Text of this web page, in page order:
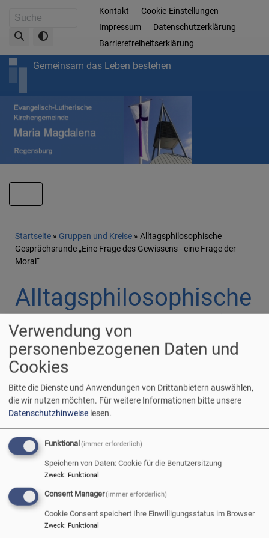
zum
Inhalt
Suche Fußbereichsmenü
Kontakt
Cookie-Einstellungen
Impressum
Datenschutzerklärung
Barrierefreiheitserklärung
Gemeinsam das Leben bestehen
Breadcrumb
Startseite Gruppen und Kreise
Alltagsphilosophische
Gesprächsrunde „Eine Frage des Gewissens - eine Frage der
Moral“
Alltagsphilosophische
Gesprächsrunde „Eine
Frage des Gewissens
- eine Frage der
Moral“
Gemeinsames Nachdenken über Fragen aus dem
alltäglichen Leben, um das eigene Handeln
„philosophisch“ aus Sicht von Ethik und Moral zu
verstehen. Wir treffen uns einmal im Monat und nutzen
Fragen aus der Kolumne „Gewissensfragen“ um über
moralisches Handeln in alltäglichen Situationen
nachzudenken. Wir sammeln unterschiedliche
Verwendung von
personenbezogenen Daten und
Cookies
Bitte die Dienste und Anwendungen von Drittanbietern auswählen,
die wir nutzen möchten. Für weitere Informationen bitte unsere
Datenschutzhinweise lesen.
Funktional (immer erforderlich)
Speichern von Daten: Cookie für die Benutzersitzung
Zweck: Funktional
Consent Manager(immer erforderlich)
Cookie Consent speichert Ihre Einwilligungsstatus im Browser
Zweck: Funktional